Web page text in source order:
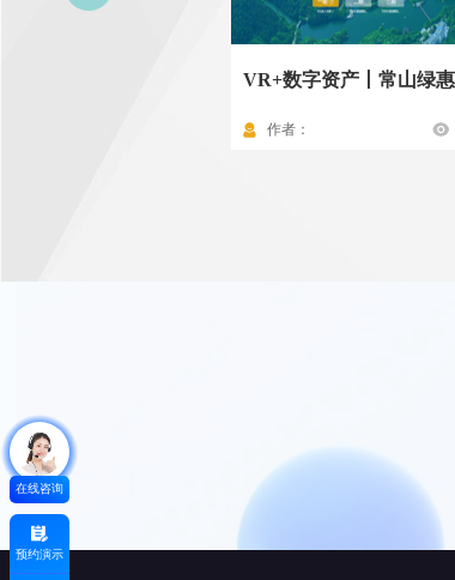
作者：
在线咨询
预约演示